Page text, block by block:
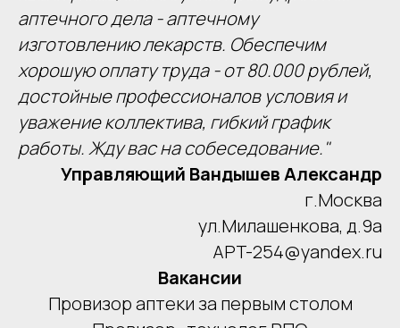
аптечного дела - аптечному
изготовлению лекарств. Обеспечим
хорошую оплату труда - от 80.000 рублей,
достойные профессионалов условия и
уважение коллектива, гибкий график
работы. Жду вас на собеседование."
Управляющий Вандышев Александр
г.Москва
ул.Милашенкова, д.9а
APT-254@yandex.ru
Вакансии
Провизор аптеки за первым столом